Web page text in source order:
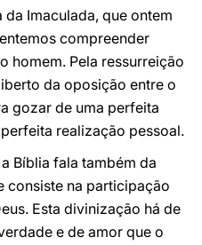
Imaculada, que ontem
compreender
homem. Pela ressurreição
da oposição entre o
gozar de uma perfeita
realização pessoal.
Bíblia fala também da
consiste na participação
Esta divinização há de
e de amor que o